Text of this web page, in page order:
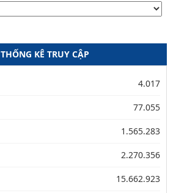
THỐNG KÊ TRUY CẬP
4.017
77.055
1.565.283
2.270.356
15.662.923